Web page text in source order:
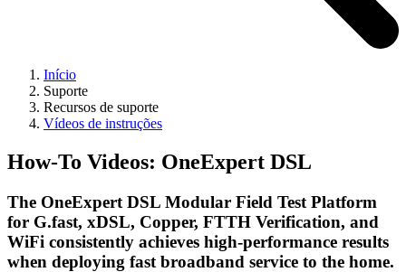
Início
Suporte
Recursos de suporte
Vídeos de instruções
How-To Videos: OneExpert DSL
The OneExpert DSL Modular Field Test Platform
for G.fast, xDSL, Copper, FTTH Verification, and
WiFi consistently achieves high-performance results
when deploying fast broadband service to the home.